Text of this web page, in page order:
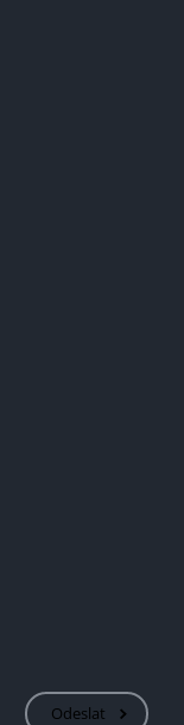
Odeslat